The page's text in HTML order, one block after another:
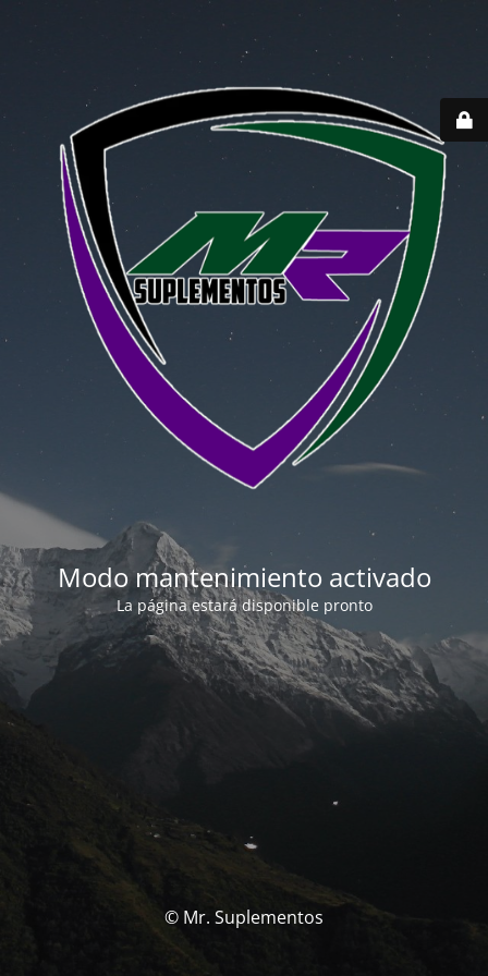
Modo mantenimiento activado
La página estará disponible pronto
© Mr. Suplementos